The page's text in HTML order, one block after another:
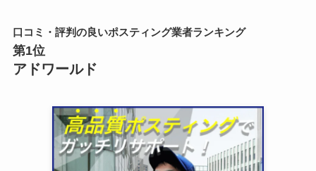
口コミ・評判の良いポスティング業者ランキング
第1位
アドワールド